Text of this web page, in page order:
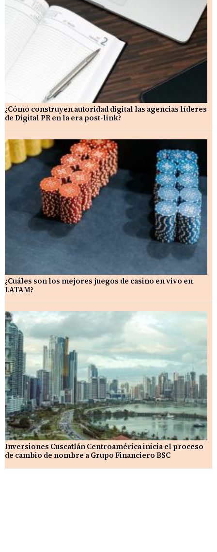
¿Cómo construyen autoridad digital las agencias líderes
de Digital PR en la era post-link?
¿Cuáles son los mejores juegos de casino en vivo en
LATAM?
Inversiones Cuscatlán Centroamérica inicia el proceso
de cambio de nombre a Grupo Financiero BSC